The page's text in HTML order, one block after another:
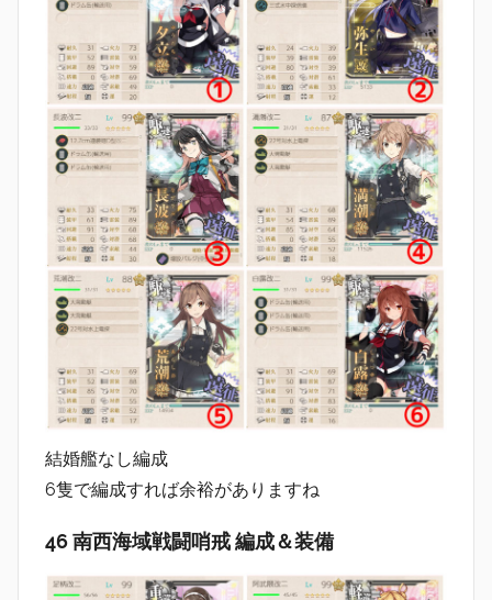
結婚艦なし編成
6隻で編成すれば余裕がありますね
46 南西海域戦闘哨戒 編成＆装備